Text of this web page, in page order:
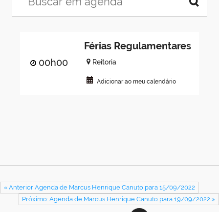
00h00
Férias Regulamentares
Reitoria
Adicionar ao meu calendário
« Anterior Agenda de Marcus Henrique Canuto para 15/09/2022
Próximo: Agenda de Marcus Henrique Canuto para 19/09/2022 »